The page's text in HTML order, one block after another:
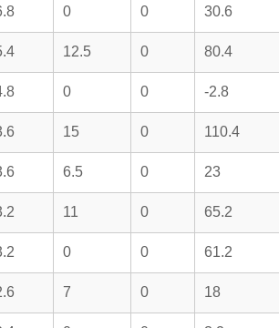
0 0 30.6
12.5 0 80.4
0 0 -2.8
15 0 110.4
6.5 0 23
11 0 65.2
0 0 61.2
7 0 18